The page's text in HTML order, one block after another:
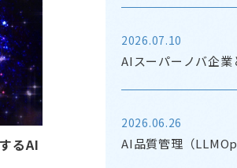
るAI
2026.07.10
AIスーパーノバ企業
2026.06.26
AI品質管理（